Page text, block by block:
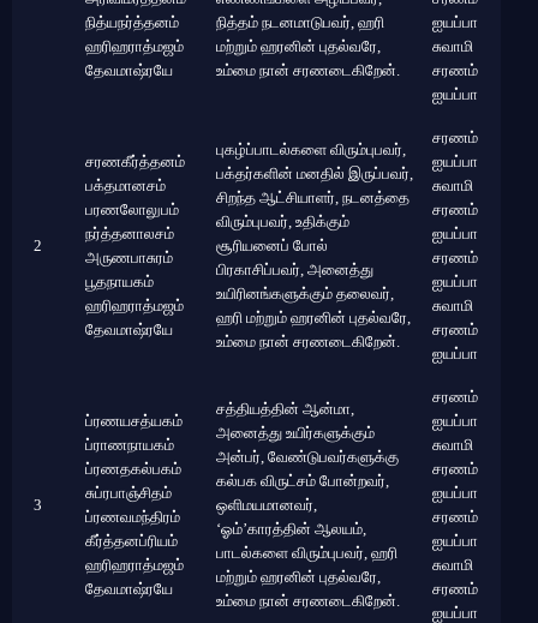
நித்யநர்த்தனம்
ஹரிஹராத்மஜம்
தேவமாஷ்ரயே
நித்தம் நடனமாடுபவர், ஹரி
மற்றும் ஹரனின் புதல்வரே,
உம்மை நான் சரணடைகிறேன்.
ஐயப்பா
சுவாமி
சரணம்
ஐயப்பா
2
சரணகீர்த்தனம்
பக்தமானசம்
பரணலோலுபம்
நர்த்தனாலசம்
அருணபாசுரம்
பூதநாயகம்
ஹரிஹராத்மஜம்
தேவமாஷ்ரயே
புகழ்ப்பாடல்களை விரும்புபவர்,
பக்தர்களின் மனதில் இருப்பவர்,
சிறந்த ஆட்சியாளர், நடனத்தை
விரும்புபவர், உதிக்கும்
சூரியனைப் போல்
பிரகாசிப்பவர், அனைத்து
உயிரினங்களுக்கும் தலைவர்,
ஹரி மற்றும் ஹரனின் புதல்வரே,
உம்மை நான் சரணடைகிறேன்.
சரணம்
ஐயப்பா
சுவாமி
சரணம்
ஐயப்பா
சரணம்
ஐயப்பா
சுவாமி
சரணம்
ஐயப்பா
3
ப்ரணயசத்யகம்
ப்ராணநாயகம்
ப்ரணதகல்பகம்
சுப்ரபாஞ்சிதம்
ப்ரணவமந்திரம்
கீர்த்தனப்ரியம்
ஹரிஹராத்மஜம்
தேவமாஷ்ரயே
சத்தியத்தின் ஆன்மா,
அனைத்து உயிர்களுக்கும்
அன்பர், வேண்டுபவர்களுக்கு
கல்பக விருட்சம் போன்றவர்,
ஒளிமயமானவர்,
‘ஓம்’காரத்தின் ஆலயம்,
பாடல்களை விரும்புபவர், ஹரி
மற்றும் ஹரனின் புதல்வரே,
உம்மை நான் சரணடைகிறேன்.
சரணம்
ஐயப்பா
சுவாமி
சரணம்
ஐயப்பா
சரணம்
ஐயப்பா
சுவாமி
சரணம்
ஐயப்பா